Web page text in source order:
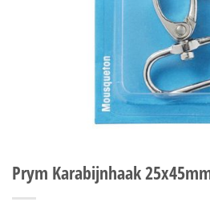
Prym Karabijnhaak